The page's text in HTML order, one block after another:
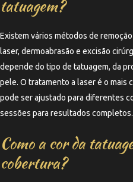
tatuagem?
Existem vários métodos de
laser, dermoabrasão e excisão
depende do tipo de tatuagem, da
pele. O tratamento a laser é o mais
pode ser ajustado para diferentes
sessões para resultados completos.
Como a cor da
cobertura?